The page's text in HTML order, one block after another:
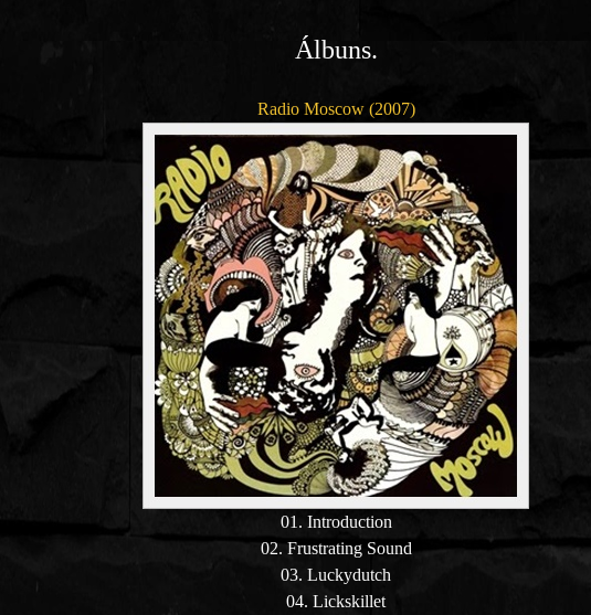
Álbuns.
Radio Moscow (2007)
01. Introduction
02. Frustrating Sound
03. Luckydutch
04. Lickskillet